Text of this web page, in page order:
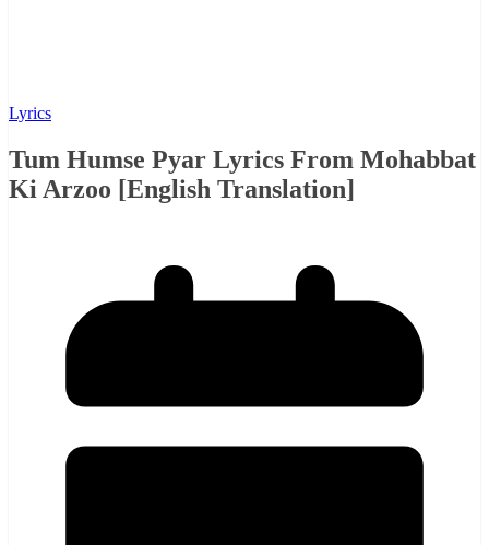
Lyrics
Tum Humse Pyar Lyrics From Mohabbat
Ki Arzoo [English Translation]